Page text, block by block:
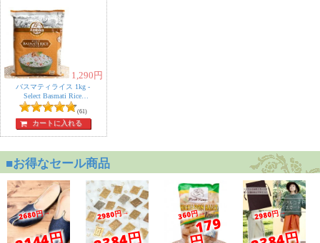
バスマティライス 1kg -
Select Basmati Rice
【Ambika】
1,290 円
(61)
カートに入れる